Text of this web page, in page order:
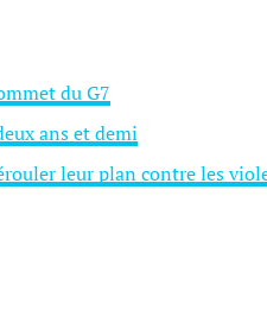
du G7
ans et demi
leur plan contre les